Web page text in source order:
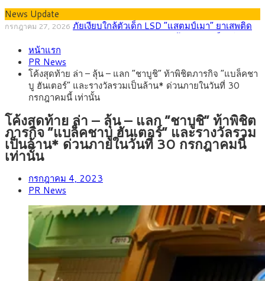
News Update
กรกฎาคม 27, 2026 ภัยเงียบใกล้ตัวเด็ก LSD “แสตมป์เมา” ยาเสพติด
จากเยอรมนี
2569) ซื้อขายในกรอบ 33.40-34.00 มองเฟดคงดอกเบี้ย
สิงหาคม 5, 2026
หน้ารถไฟฟ้าสงขลา โมโนเรล 12.54 กม. เชื่อมเมืองหาดใหญ่
สิงหาคม 4, 2026 สธ.ชี้ รพ.รัฐแบกรับผู้ป่วยบัตรทอง 87% แต่ได้งบราย
หัวเพียง 2,618 บาท เสนอทบทวนจัดสรรงบให้สอดคล้องภาระงาน
สิงหาคม 3, 2026 กรุงศรี คาดเงินบาทสัปดาห์นี้ซื้อขายในกรอบ
33.00-33.60 ติดตามข้อมูลจ้างงานสหรัฐฯ
สิงหาคม 1, 2026 “เอกนิติ” เปิดเครื่องยนต์เศรษฐกิจใหม่ของไทย เดิน
หน้า 5 ยุทธศาสตร์ รื้อโครงสร้างเศรษฐกิจ ดันไทยโตเต็มศักยภาพ
หน้าแรก
PR News
โค้งสุดท้าย ล่า – ลุ้น – แลก “ชาบูชิ” ท้าพิชิตภารกิจ “แบล็คชา
บู ฮันเตอร์” และรางวัลรวมเป็นล้าน* ด่วนภายในวันที่ 30
กรกฎาคมนี้ เท่านั้น
โค้งสุดท้าย ล่า – ลุ้น – แลก “ชาบูชิ” ท้าพิชิต
ภารกิจ “แบล็คชาบู ฮันเตอร์” และรางวัลรวม
เป็นล้าน* ด่วนภายในวันที่ 30 กรกฎาคมนี้
เท่านั้น
กรกฎาคม 4, 2023
PR News